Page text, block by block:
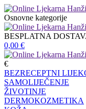
Osnovne kategorije
BESPLATNA
0,00 €
€
BEZRECEPTNI
SAMOLIJEČENJE
ŽIVOTINJE
DERMOKOZMETIKA